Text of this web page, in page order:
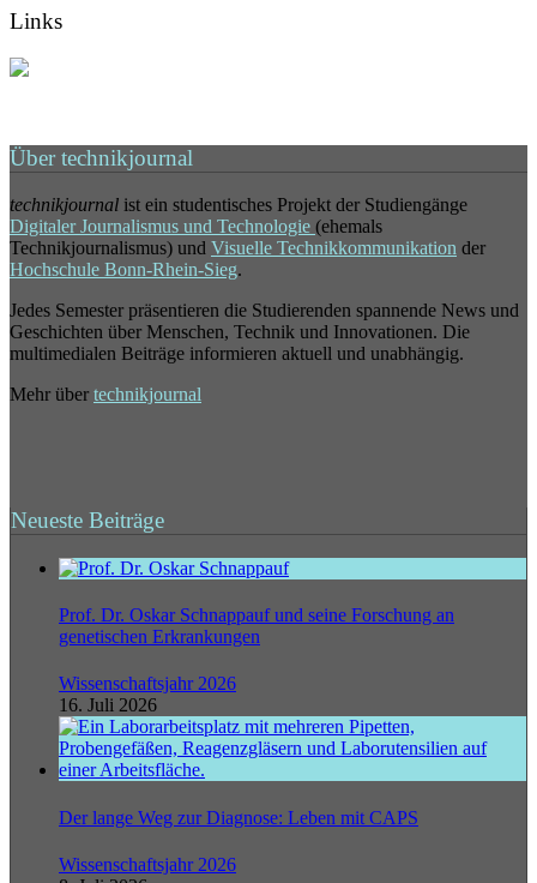
Links
Über technikjournal
technikjournal ist ein studentisches Projekt der Studiengänge
Digitaler Journalismus und Technologie (ehemals
Technikjournalismus) und Visuelle Technikkommunikation der
Hochschule Bonn-Rhein-Sieg.
Jedes Semester präsentieren die Studierenden spannende News und
Geschichten über Menschen, Technik und Innovationen. Die
multimedialen Beiträge informieren aktuell und unabhängig.
Mehr über technikjournal
Neueste Beiträge
Prof. Dr. Oskar Schnappauf und seine Forschung an
genetischen Erkrankungen
Wissenschaftsjahr 2026
16. Juli 2026
Der lange Weg zur Diagnose: Leben mit CAPS
Wissenschaftsjahr 2026